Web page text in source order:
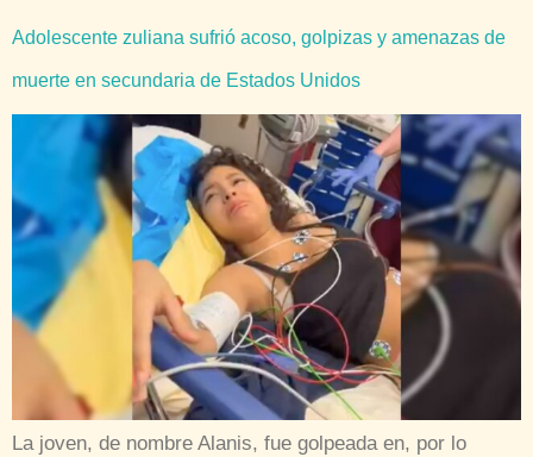
Adolescente zuliana sufrió acoso, golpizas y amenazas de
muerte en secundaria de Estados Unidos
La joven, de nombre Alanis, fue golpeada en, por lo